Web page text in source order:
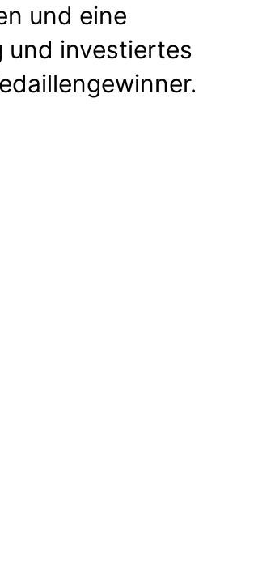
und eine
und investiertes